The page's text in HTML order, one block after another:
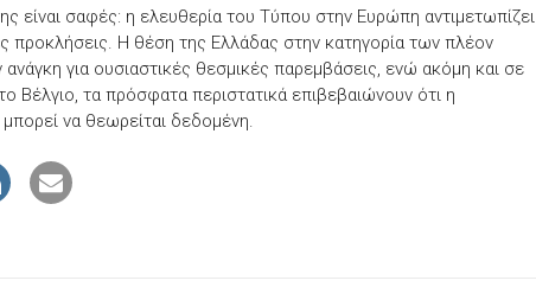
είναι σαφές: η ελευθερία του Τύπου στην Ευρώπη αντιμετωπίζει
προκλήσεις. Η θέση της Ελλάδας στην κατηγορία των πλέον
για ουσιαστικές θεσμικές παρεμβάσεις, ενώ ακόμη και σε
Βέλγιο, τα πρόσφατα περιστατικά επιβεβαιώνουν ότι η
να θεωρείται δεδομένη.